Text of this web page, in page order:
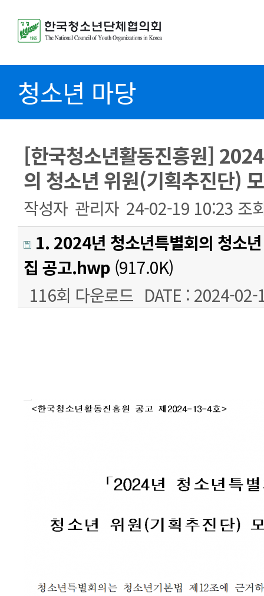
청소년 마당
[한국청소년활동진흥원]
의 청소년 위원(기획추진단)
작성자 관리자 24-02-19 10:23 조
1. 2024년 청소년특별회의 청소
집 공고.hwp (917.0K)
116회 다운로드 DATE : 2024-